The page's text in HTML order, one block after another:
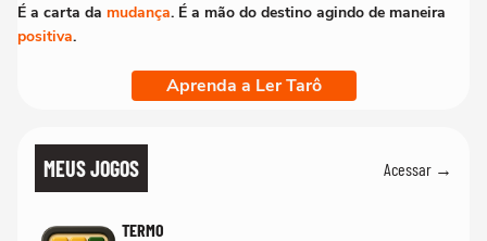
É a carta da mudança. É a mão do destino agindo de maneira
positiva.
Aprenda a Ler Tarô
MEUS JOGOS Acessar →
TERMO